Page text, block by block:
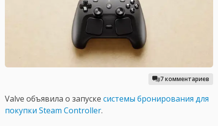
7 комментариев
Valve объявила о запуске системы бронирования для
покупки Steam Controller.